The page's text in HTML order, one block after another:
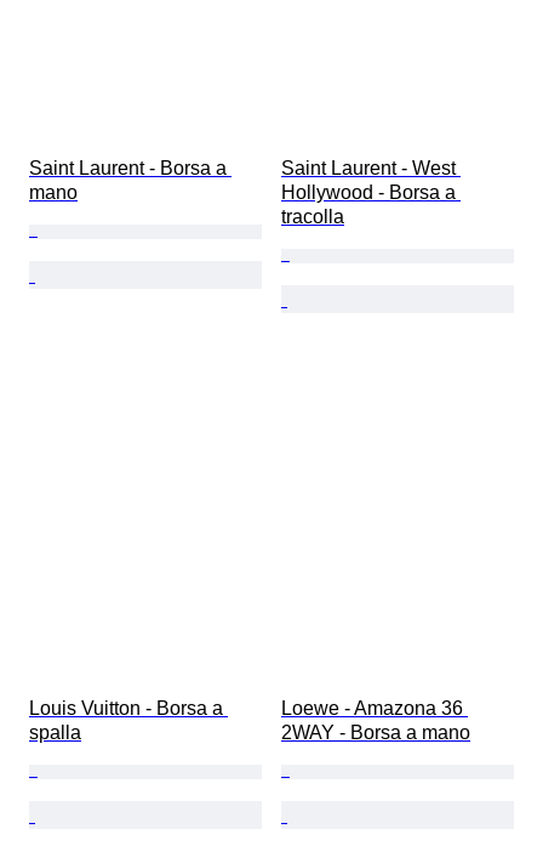
Saint Laurent - Borsa a
mano
Saint Laurent - West
Hollywood - Borsa a
tracolla
Louis Vuitton - Borsa a
spalla
Loewe - Amazona 36
2WAY - Borsa a mano